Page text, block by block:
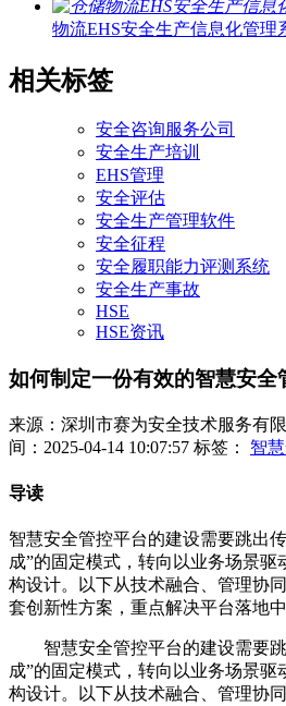
物流EHS安全生产信息化管理
相关标签
安全咨询服务公司
安全生产培训
EHS管理
安全评估
安全生产管理软件
安全征程
安全履职能力评测系统
安全生产事故
HSE
HSE资讯
如何制定一份有效的智慧安全
来源：深圳市赛为安全技术服务有
间：2025-04-14 10:07:57 标签： 智
导读
智慧安全管控平台的建设需要跳出
成”的固定模式，转向以业务场景驱
构设计。以下从技术融合、管理协
套创新性方案，重点解决平台落地中
智慧安全管控平台的建设需要
成”的固定模式，转向以业务场景驱
构设计。以下从技术融合、管理协